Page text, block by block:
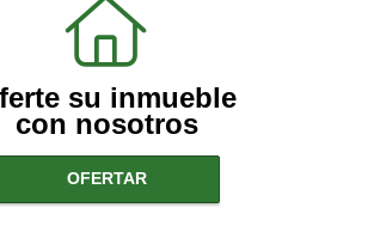
su inmueble
con nosotros
OFERTAR